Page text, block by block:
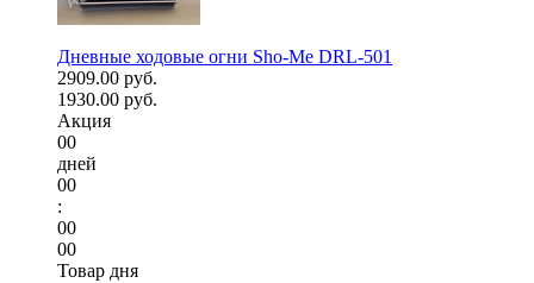
Дневные ходовые огни Sho-Me DRL-501
2909.00 руб.
1930.00 руб.
Акция
00
дней
00
:
00
00
Товар дня